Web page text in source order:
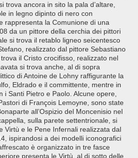
trova ancora in sito la pala d’altare,
in legno dipinto di nero con
rappresenta la Comunione di una
da un pittore della cerchia dei pittori
si trova il retablo ligneo seicentesco
realizzato dal pittore Sebastiano
il Cristo crocifisso, realizzato nel
si trova anche, al di sopra
di Antoine de Lohny raffigurante la
Eldrado e il committente, mentre in
i Santi Pietro e Paolo. Alcune opere,
di François Lemoyne, sono state
all’Ospizio del Moncenisio nel
sulla parete settentrionale, si
Virtù e le Pene Infernali realizzata dal
ispirandosi a dei modelli iconografici
è organizzato in tre fasce
presenta le Virtù, al di sotto delle